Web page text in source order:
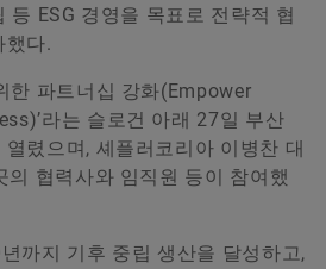
Branding Schaeffler Korea
등 ESG 경영을 목표로 전략적 협
했다.
한 파트너십 강화(Empower
라는 슬로건 아래 27일 부산
렸으며, 셰플러코리아 이병찬 대
의 협력사와 임직원 등이 참여했
까지 기후 중립 생산을 달성하고,